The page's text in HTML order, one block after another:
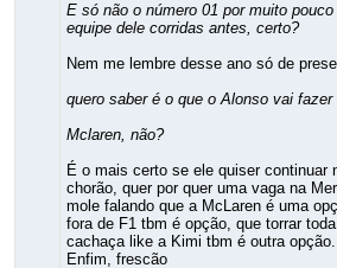
E só não o número 01 por muito
equipe dele corridas antes, certo?
Nem me lembre desse ano só de
quero saber é o que o Alonso vai fazer
Mclaren, não?
É o mais certo se ele quiser continuar
chorão, quer por quer uma vaga na
mole falando que a McLaren é uma
fora de F1 tbm é opção, que torrar
cachaça like a Kimi tbm é outra opção.
Enfim, frescão